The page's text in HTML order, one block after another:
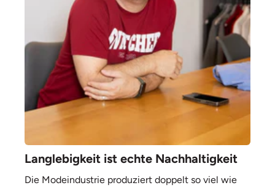
Langlebigkeit ist echte Nachhaltigkeit
Die Modeindustrie produziert doppelt so viel wie